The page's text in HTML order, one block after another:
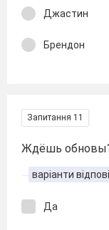
Джастин
Брендон
Запитання 11
Ждёшь
варіанти
Да